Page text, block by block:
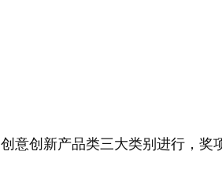
意创新产品类三大类别进行，奖